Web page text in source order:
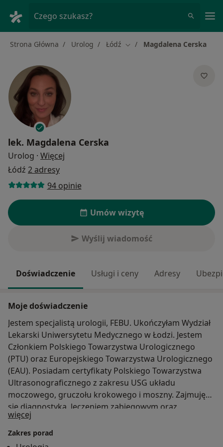
Czego szukasz?
Strona Główna Urolog Łódź Zmień miasto
Magdalena Cerska
lek. Magdalena Cerska
Urolog · Więcej
Łódź 2 adresy
94 opinie
Umów wizytę
Wyślij wiadomość
Doświadczenie Usługi i ceny Adresy
Moje doświadczenie
Jestem specjalistą urologii, FEBU. Ukończyłam Wydział
Lekarski Uniwersytetu Medycznego w Łodzi. Jestem
Członkiem Polskiego Towarzystwa Urologicznego
(PTU) oraz Europejskiego Towarzystwa Urologicznego
(EAU). Posiadam certyfikaty Polskiego Towarzystwa
Ultrasonograficznego z zakresu USG układu
moczowego, gruczołu krokowego i moszny. Zajmuję
się diagnostyką, leczeniem zabiegowym oraz
profilaktyką schorzeń układu moczowo-płciowego u
mężczyzn oraz układu moczowego u kobiet. W kręgu
moich zawodowych zainteresowań znajduje się
więcej
Zakres porad